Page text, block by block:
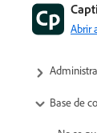
Abrir
El
Base de